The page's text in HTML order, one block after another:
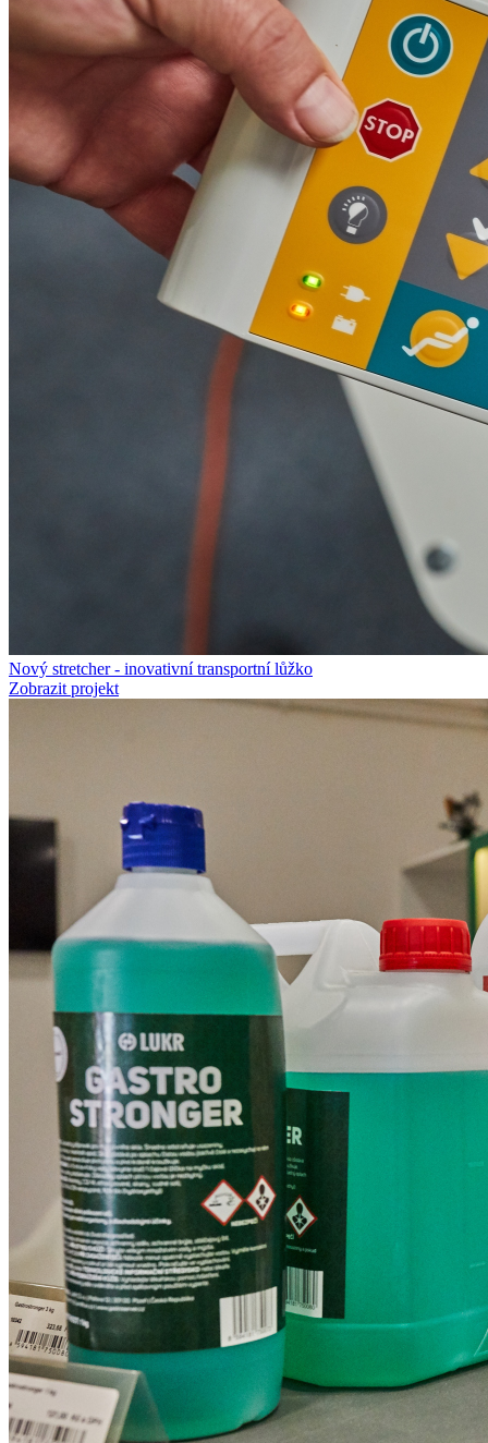
Nový stretcher - inovativní transportní lůžko
Zobrazit projekt